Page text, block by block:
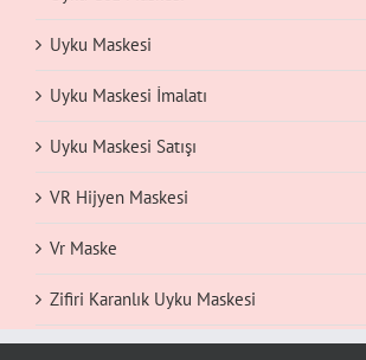
Uyku Maskesi
Uyku Maskesi İmalatı
Uyku Maskesi Satışı
VR Hijyen Maskesi
Vr Maske
Zifiri Karanlık Uyku Maskesi